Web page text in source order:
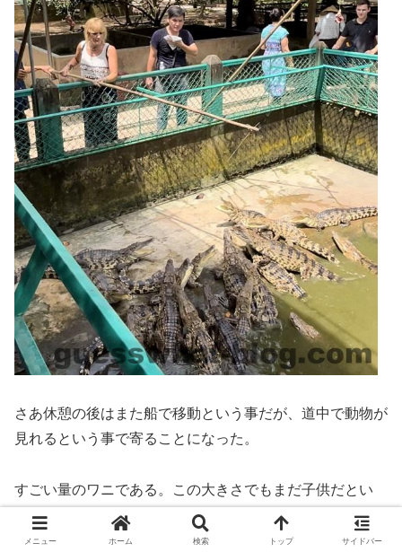
さあ休憩の後はまた船で移動という事だが、道中で動物が
見れるという事で寄ることになった。
すごい量のワニである。この大きさでもまだ子供だとい
う。
他の人が餌をあげていて、すごい迫力だった。
メニュー ホーム 検索 トップ サイドバー